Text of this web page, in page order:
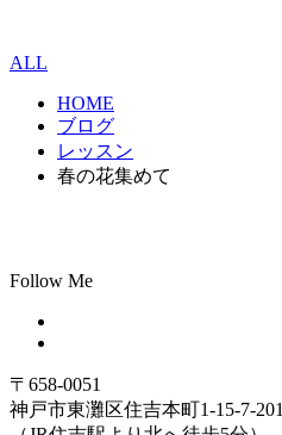
ALL
HOME
ブログ
レッスン
春の花集めて
Follow Me
〒658-0051
神戸市東灘区住吉本町1-15-7-201